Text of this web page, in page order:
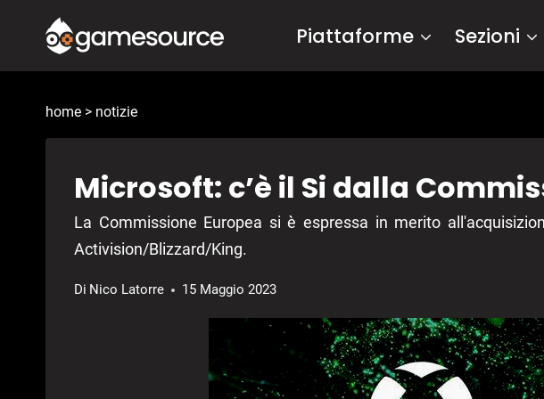
contenuto
Piattaforme Sezioni
home > notizie
Microsoft: c’è il Si dalla
La Commissione Europea si è espressa in merito
Activision/Blizzard/King.
Di Nico Latorre 15 Maggio 2023